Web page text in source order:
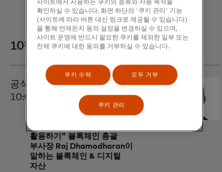
10월 28일 월요일
공식 화폐 20/20 세션 | 오전
10:00~10:35
"암호화에서 크리티컬로: 확장
활용하기" 블록체인 총괄
부사장 Raj Dhamodharan이
말하는 블록체인 & 디지털
자산
사이트에서 사용하는 쿠키의 종류와 사용 목적을
확인하실 수 있습니다. 화면 하단의 '쿠키 관리' 기능
(사이트에 따라 버튼 대신 링크로 제공될 수 있습니다)
을 통해 언제든지 동의 설정을 변경하실 수 있으며,
사이트 운영에 반드시 필요한 쿠키를 제외한 일부 또는
전체 쿠키에 대한 동의를 거부하실 수 있습니다.
쿠키 수락 모두 거부
쿠키 관리